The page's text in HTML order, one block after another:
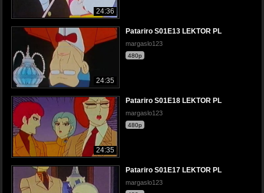
24:36
24:35
Patariro S01E13 LEKTOR PL
margaslo123
480p
24:35
Patariro S01E18 LEKTOR PL
margaslo123
480p
Patariro S01E17 LEKTOR PL
margaslo123